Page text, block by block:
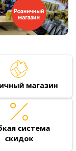
магазин
система
скидок